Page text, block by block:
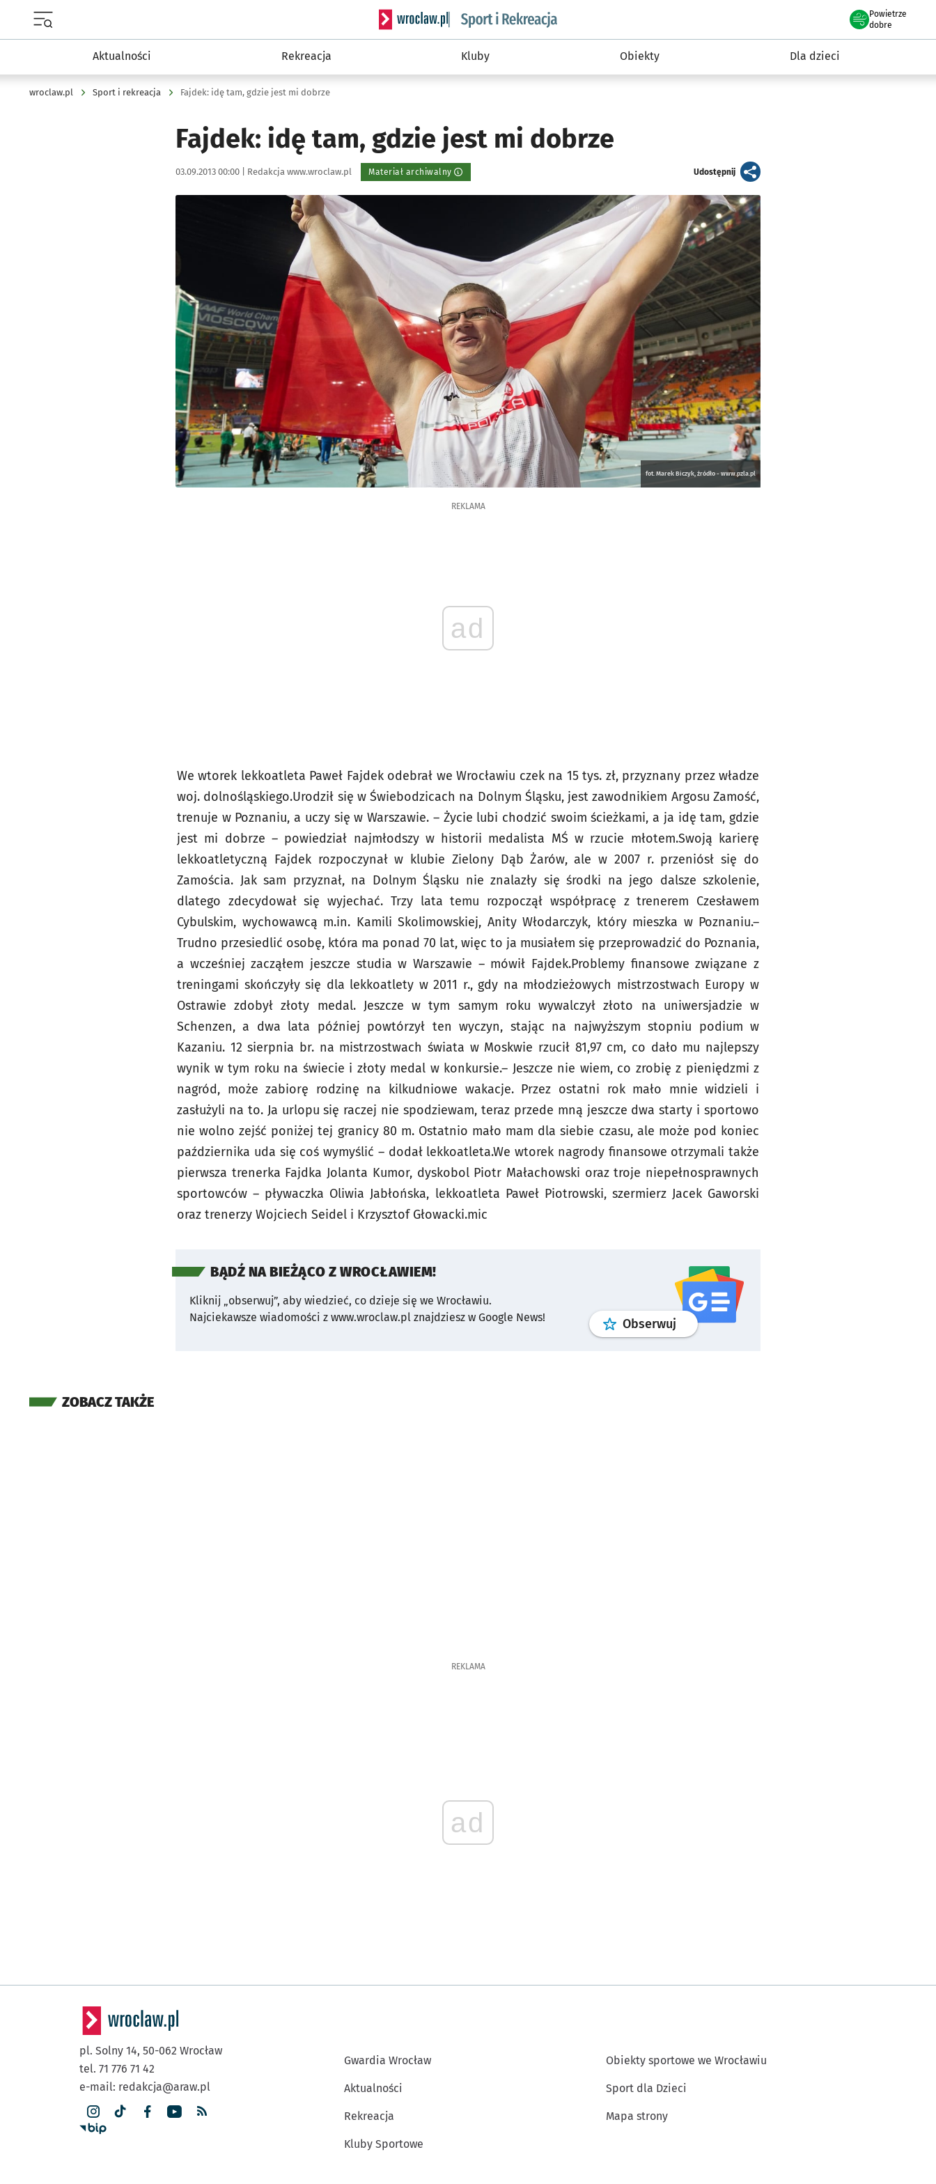
Serwis informacyjny wroclaw.pl podserwis: Sport i rekreacja
Powietrze
we Wrocławiu
dobre
Aktualności Rekreacja Kluby Obiekty Dla dzieci
wroclaw.pl Sport i rekreacja Fajdek: idę tam, gdzie jest mi dobrze
Fajdek: idę tam, gdzie jest mi dobrze
Data publikacji:
03.09.2013 00:00 | Autor:
Redakcja www.wroclaw.pl Materiał archiwalny Udostępnijartykuł
Kliknij, aby powiększyć
fot. Marek Biczyk, źródło - www.pzla.pl
REKLAMA
ad
We wtorek lekkoatleta Paweł Fajdek odebrał we Wrocławiu czek na 15 tys. zł, przyznany przez władze
woj. dolnośląskiego.Urodził się w Świebodzicach na Dolnym Śląsku, jest zawodnikiem Argosu Zamość,
trenuje w Poznaniu, a uczy się w Warszawie. – Życie lubi chodzić swoim ścieżkami, a ja idę tam, gdzie
jest mi dobrze – powiedział najmłodszy w historii medalista MŚ w rzucie młotem.Swoją karierę
lekkoatletyczną Fajdek rozpoczynał w klubie Zielony Dąb Żarów, ale w 2007 r. przeniósł się do
Zamościa. Jak sam przyznał, na Dolnym Śląsku nie znalazły się środki na jego dalsze szkolenie,
dlatego zdecydował się wyjechać. Trzy lata temu rozpoczął współpracę z trenerem Czesławem
Cybulskim, wychowawcą m.in. Kamili Skolimowskiej, Anity Włodarczyk, który mieszka w Poznaniu.–
Trudno przesiedlić osobę, która ma ponad 70 lat, więc to ja musiałem się przeprowadzić do Poznania,
a wcześniej zacząłem jeszcze studia w Warszawie – mówił Fajdek.Problemy finansowe związane z
treningami skończyły się dla lekkoatlety w 2011 r., gdy na młodzieżowych mistrzostwach Europy w
Ostrawie zdobył złoty medal. Jeszcze w tym samym roku wywalczył złoto na uniwersjadzie w
Schenzen, a dwa lata później powtórzył ten wyczyn, stając na najwyższym stopniu podium w
Kazaniu. 12 sierpnia br. na mistrzostwach świata w Moskwie rzucił 81,97 cm, co dało mu najlepszy
wynik w tym roku na świecie i złoty medal w konkursie.– Jeszcze nie wiem, co zrobię z pieniędzmi z
nagród, może zabiorę rodzinę na kilkudniowe wakacje. Przez ostatni rok mało mnie widzieli i
zasłużyli na to. Ja urlopu się raczej nie spodziewam, teraz przede mną jeszcze dwa starty i sportowo
nie wolno zejść poniżej tej granicy 80 m. Ostatnio mało mam dla siebie czasu, ale może pod koniec
października uda się coś wymyślić – dodał lekkoatleta.We wtorek nagrody finansowe otrzymali także
pierwsza trenerka Fajdka Jolanta Kumor, dyskobol Piotr Małachowski oraz troje niepełnosprawnych
sportowców – pływaczka Oliwia Jabłońska, lekkoatleta Paweł Piotrowski, szermierz Jacek Gaworski
oraz trenerzy Wojciech Seidel i Krzysztof Głowacki.mic
BĄDŹ NA BIEŻĄCO Z WROCŁAWIEM!
Kliknij „obserwuj”, aby wiedzieć, co dzieje się we Wrocławiu.
Najciekawsze wiadomości z www.wroclaw.pl znajdziesz w Google News!
Obserwuj profilgoogle news
ZOBACZ TAKŻE
REKLAMA
ad
pl. Solny 14, 50-062 Wrocław
tel. 71 776 71 42
e-mail: redakcja@araw.pl
Gwardia Wrocław
Aktualności
Rekreacja
Kluby Sportowe
Obiekty sportowe we Wrocławiu
Sport dla Dzieci
Mapa strony